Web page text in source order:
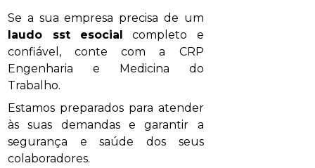
Se a sua empresa precisa de um
laudo sst esocial
completo e
confiável, conte com a CRP
Engenharia e Medicina do
Trabalho.
Estamos preparados para atender
às suas demandas e garantir a
segurança e saúde dos seus
colaboradores.